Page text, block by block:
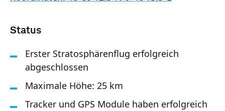
Status
Erster Stratosphärenflug erfolgreich
abgeschlossen
Maximale Höhe: 25 km
Tracker und GPS Module haben erfolgreich